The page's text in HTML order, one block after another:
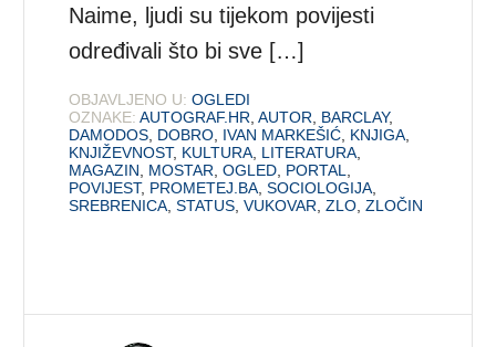
Naime, ljudi su tijekom povijesti
određivali što bi sve […]
OBJAVLJENO U: OGLEDI
OZNAKE: AUTOGRAF.HR ,AUTOR BARCLAY,
DAMODOS DOBRO IVAN MARKEŠIĆ KNJIGA
KNJIŽEVNOST, KULTURA LITERATURA
MAGAZIN
MOSTAR ,OGLED PORTAL
POVIJEST, PROMETEJ.BA ,SOCIOLOGIJA
SREBRENICA ,STATUS ,VUKOVAR ,ZLO ,ZLOČIN